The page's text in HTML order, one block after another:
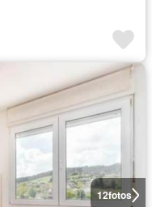
12fotos